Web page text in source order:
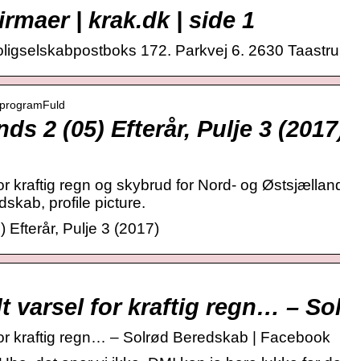
| krak.dk | side 1
172. Parkvej 6. 2630
2 (05) Efterår, Pulje 3
kraftig regn og skybrud for Nord- og
profile picture.
Efterår, Pulje 3 (2017)
varsel for kraftig regn… –
kraftig regn… – Solrød Beredskab | Facebook